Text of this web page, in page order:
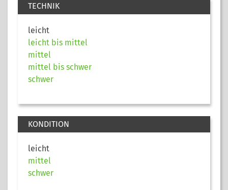
TECHNIK
leicht
leicht bis mittel
mittel
mittel bis schwer
schwer
KONDITION
leicht
mittel
schwer